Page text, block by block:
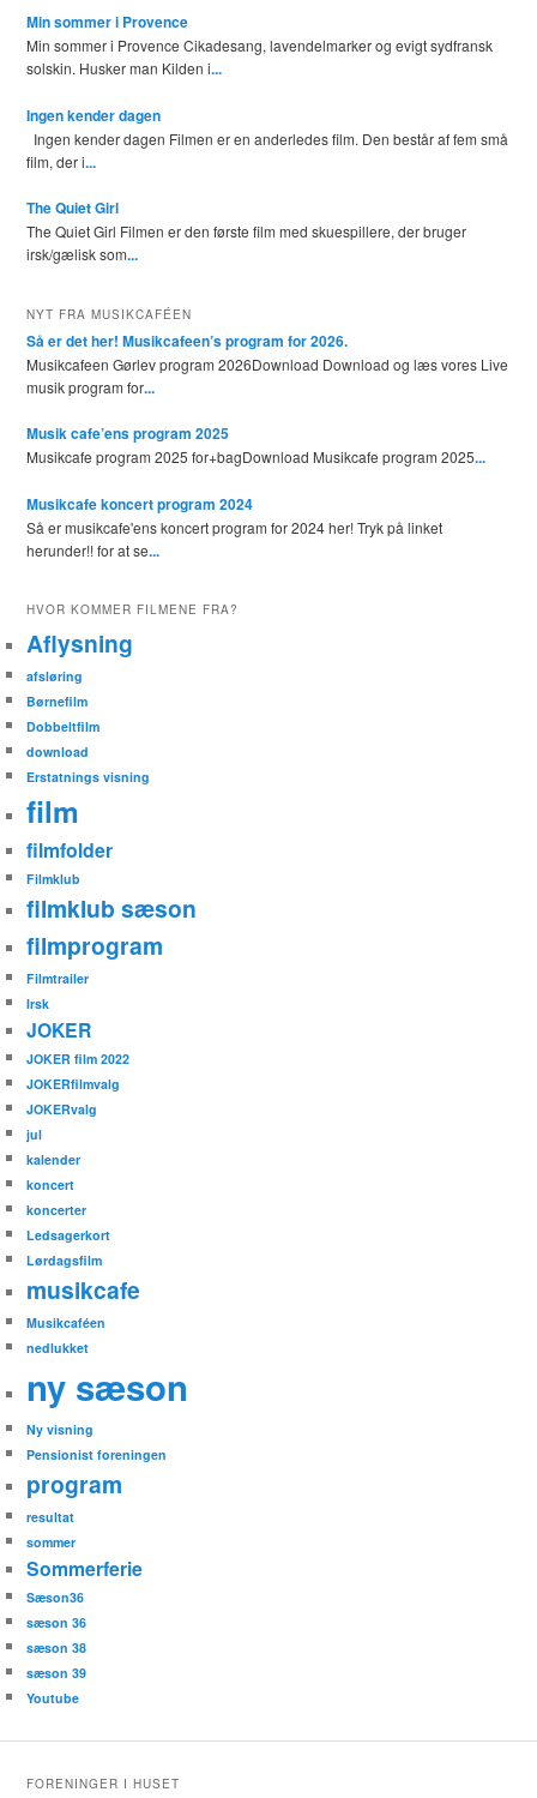
Min sommer i Provence
Min sommer i Provence Cikadesang, lavendelmarker og evigt sydfransk
solskin. Husker man Kilden i...
Ingen kender dagen
Ingen kender dagen Filmen er en anderledes film. Den består af fem små
film, der i...
The Quiet Girl
The Quiet Girl Filmen er den første film med skuespillere, der bruger
irsk/gælisk som...
NYT FRA MUSIKCAFÉEN
Så er det her! Musikcafeen’s program for 2026.
Musikcafeen Gørlev program 2026Download Download og læs vores Live
musik program for...
Musik cafe’ens program 2025
Musikcafe program 2025 for+bagDownload Musikcafe program 2025...
Musikcafe koncert program 2024
Så er musikcafe'ens koncert program for 2024 her! Tryk på linket
herunder!! for at se...
HVOR KOMMER FILMENE FRA?
Aflysning
afsløring
Børnefilm
Dobbeltfilm
download
Erstatnings visning
film
filmfolder
Filmklub
filmklub sæson
filmprogram
Filmtrailer
Irsk
JOKER
JOKER film 2022
JOKERfilmvalg
JOKERvalg
jul
kalender
koncert
koncerter
Ledsagerkort
Lørdagsfilm
musikcafe
Musikcaféen
nedlukket
ny sæson
Ny visning
Pensionist foreningen
program
resultat
sommer
Sommerferie
Sæson36
sæson 36
sæson 38
sæson 39
Youtube
FORENINGER I HUSET